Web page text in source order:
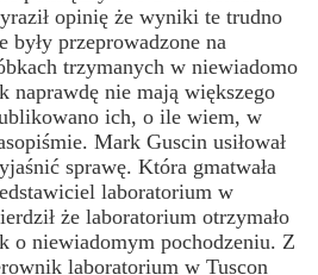
opinię że wyniki te trudno
były przeprowadzone na
trzymanych w niewiadomo
naprawdę nie mają większego
ich, o ile wiem, w
Mark Guscin usiłował
sprawę. Która gmatwała
laboratorium w
że laboratorium otrzymało
o niewiadomym pochodzeniu. Z
laboratorium w Tuscon